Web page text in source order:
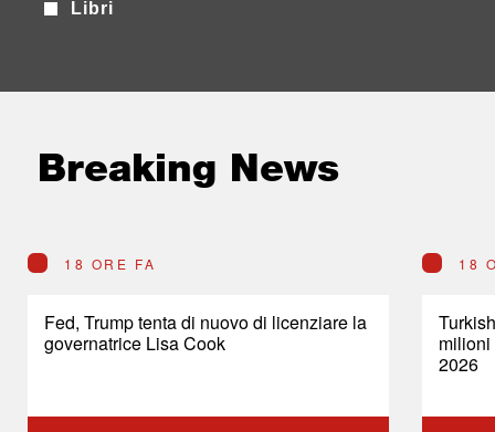
Libri
Breaking News
18 ORE FA
Fed, Trump tenta di nuovo di licenziare la
governatrice Lisa Cook
18
2026